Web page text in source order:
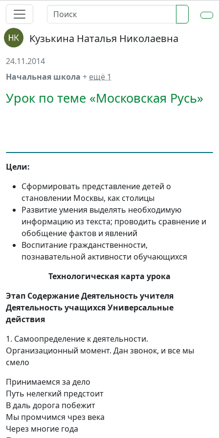
Кузькина Наталья Николаевна
24.11.2014
Начальная школа + ещё 1
Урок по теме «Московская Русь»
Цели:
Сформировать представление детей о
становлении Москвы, как столицы
Развитие умения выделять необходимую
информацию из текста; проводить сравнение и
обобщение фактов и явлений
Воспитание гражданственности,
познавательной активности обучающихся
Технологическая карта урока
Этап Содержание Деятельность учителя
Деятельность учащихся Универсальные
действия
1. Самоопределение к деятельности.
Организационный момент. Дан звонок, и все мы
смело
Принимаемся за дело
Путь нелегкий предстоит
В даль дорога побежит
Мы промчимся чрез века
Через многие года